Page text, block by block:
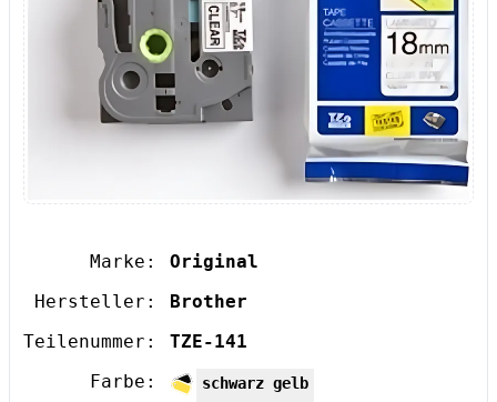
Marke:
Original
Hersteller:
Brother
Teilenummer:
TZE-141
Farbe:
schwarz gelb